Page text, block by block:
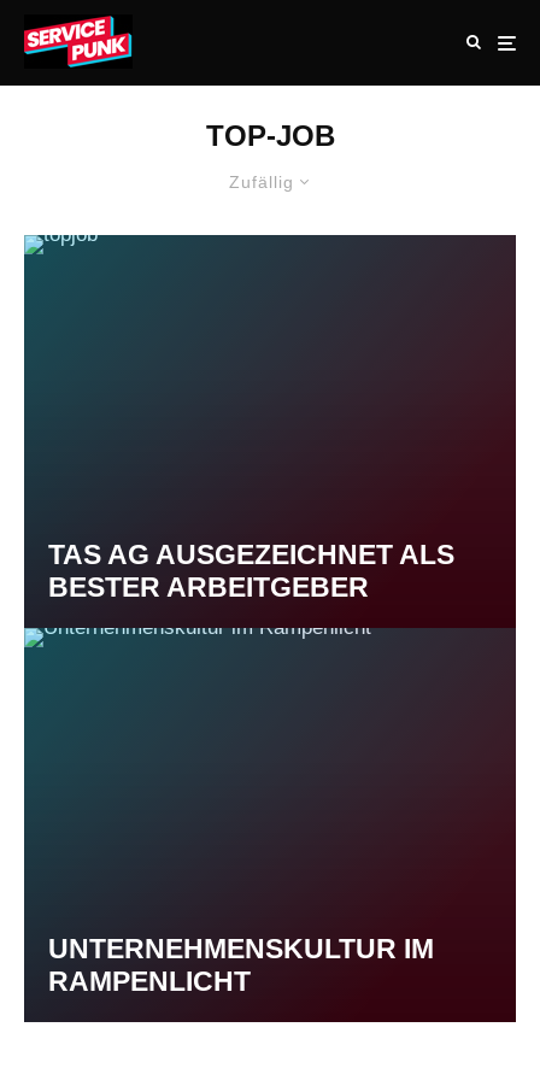
TOP-JOB
Zufällig
TAS AG AUSGEZEICHNET ALS
BESTER ARBEITGEBER
UNTERNEHMENSKULTUR IM
RAMPENLICHT